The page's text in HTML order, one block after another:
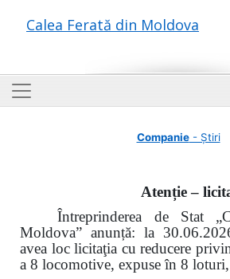
Calea Ferată din Moldova
Companie- Știri
Atenție –
Întreprinderea de Stat
Moldova” anunță: la
avea loc licitaţia cu reducere
a 8 locomotive, expuse în 8